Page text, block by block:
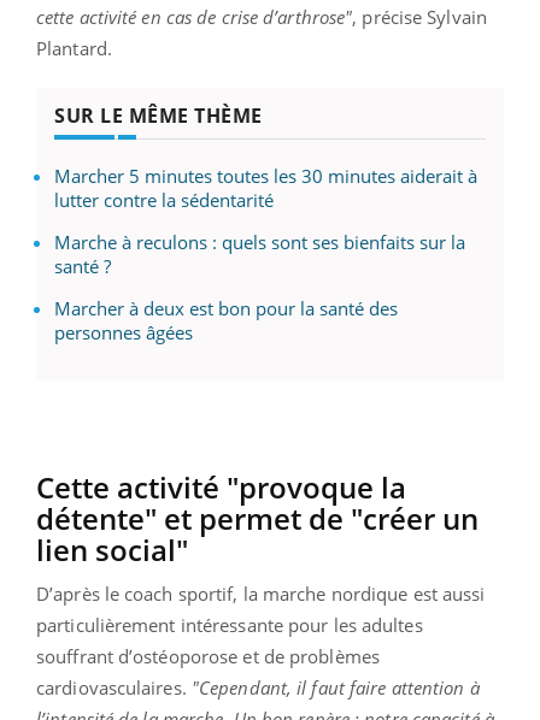
cette activité en cas de crise d’arthrose", précise Sylvain
Plantard.
SUR LE MÊME THÈME
Marcher 5 minutes toutes les 30 minutes aiderait à
lutter contre la sédentarité
Marche à reculons : quels sont ses bienfaits sur la
santé ?
Marcher à deux est bon pour la santé des
personnes âgées
Cette activité "provoque la
détente" et permet de "créer un
lien social"
D’après le coach sportif, la marche nordique est aussi
particulièrement intéressante pour les adultes
souffrant d’ostéoporose et de problèmes
cardiovasculaires. "Cependant, il faut faire attention à